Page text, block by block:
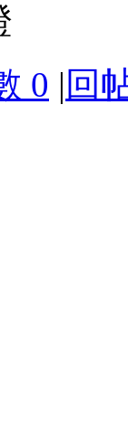
0 | 回